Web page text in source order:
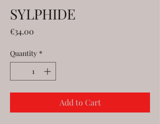
SYLPHIDE
€34.00
Quantity *
Add to Cart